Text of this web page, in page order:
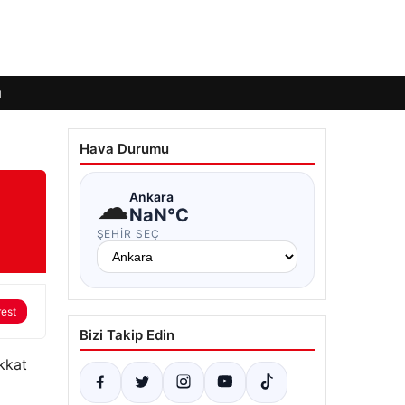
Hava Durumu
☁Ankara
NaN°C
ŞEHIR SEÇ
Bizi Takip Edin